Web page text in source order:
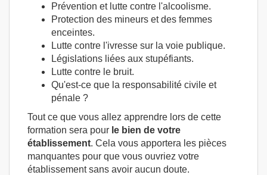
Prévention et lutte contre l'alcoolisme.
Protection des mineurs et des femmes
enceintes.
Lutte contre l'ivresse sur la voie publique.
Législations liées aux stupéfiants.
Lutte contre le bruit.
Qu'est-ce que la responsabilité civile et
pénale ?
Tout ce que vous allez apprendre lors de cette
formation sera pour le bien de votre
établissement. Cela vous apportera les pièces
manquantes pour que vous ouvriez votre
établissement sans avoir aucun doute.